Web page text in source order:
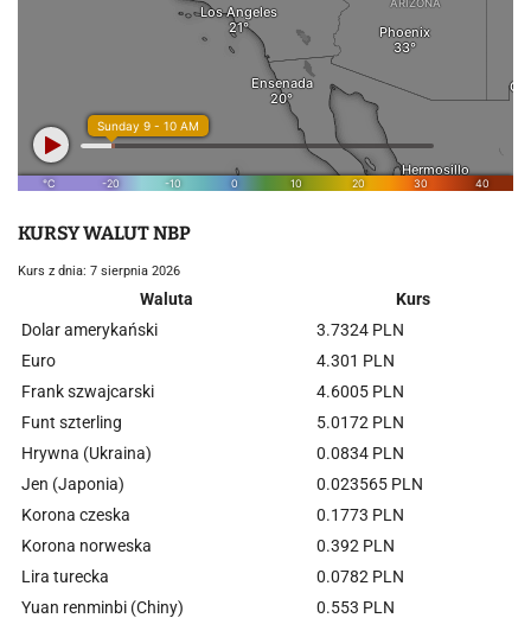
KURSY WALUT NBP
Kurs z dnia: 7 sierpnia 2026
Waluta
Kurs
Dolar amerykański
3.7324 PLN
Euro
4.301 PLN
Frank szwajcarski
4.6005 PLN
Funt szterling
5.0172 PLN
Hrywna (Ukraina)
0.0834 PLN
Jen (Japonia)
0.023565 PLN
Korona czeska
0.1773 PLN
Korona norweska
0.392 PLN
Lira turecka
0.0782 PLN
Yuan renminbi (Chiny)
0.553 PLN